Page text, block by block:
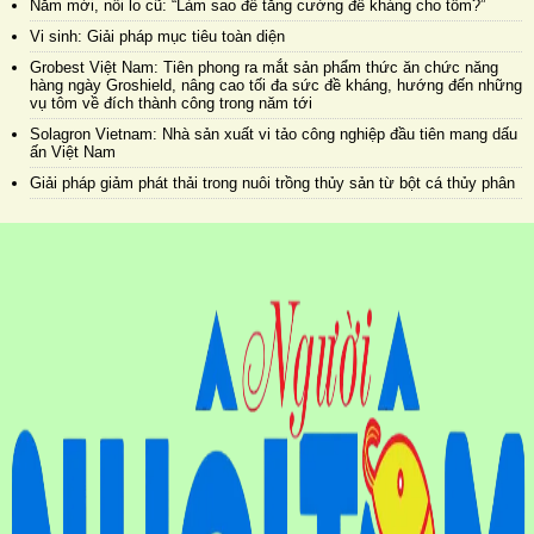
Năm mới, nỗi lo cũ: “Làm sao để tăng cường đề kháng cho tôm?”
Vi sinh: Giải pháp mục tiêu toàn diện
Grobest Việt Nam: Tiên phong ra mắt sản phẩm thức ăn chức năng
hàng ngày Groshield, nâng cao tối đa sức đề kháng, hướng đến những
vụ tôm về đích thành công trong năm tới
Solagron Vietnam: Nhà sản xuất vi tảo công nghiệp đầu tiên mang dấu
ấn Việt Nam
Giải pháp giảm phát thải trong nuôi trồng thủy sản từ bột cá thủy phân